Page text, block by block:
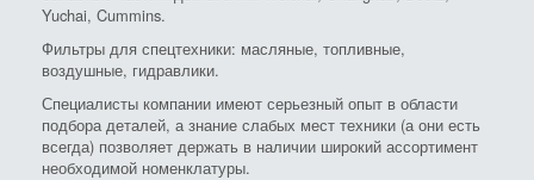
Yuchai, Cummins.
Фильтры для спецтехники: масляные, топливные,
воздушные, гидравлики.
Специалисты компании имеют серьезный опыт в области
подбора деталей, а знание слабых мест техники (а они есть
всегда) позволяет держать в наличии широкий ассортимент
необходимой номенклатуры.